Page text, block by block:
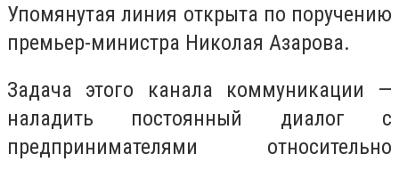
Упомянутая линия открыта по поручению
премьер-министра Николая Азарова.
Задача этого канала коммуникации —
наладить постоянный диалог с
предпринимателями относительно